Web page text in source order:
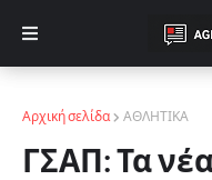
Αρχική σελίδα ΑΘΛΗΤΙΚΑ
ΓΣΑΠ: Τα